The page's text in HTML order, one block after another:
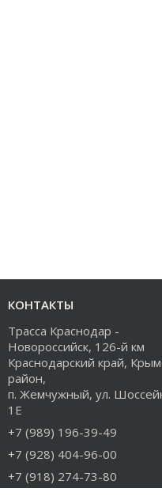
КОНТАКТЫ
Трасса Краснодар -
Новороссийск, 126-й км
Краснодарский край,
район,
п. Жемчужный, ул.
1Е
+7 (989) 196-39-49
+7 (928) 404-96-00
+7 (918) 274-73-80